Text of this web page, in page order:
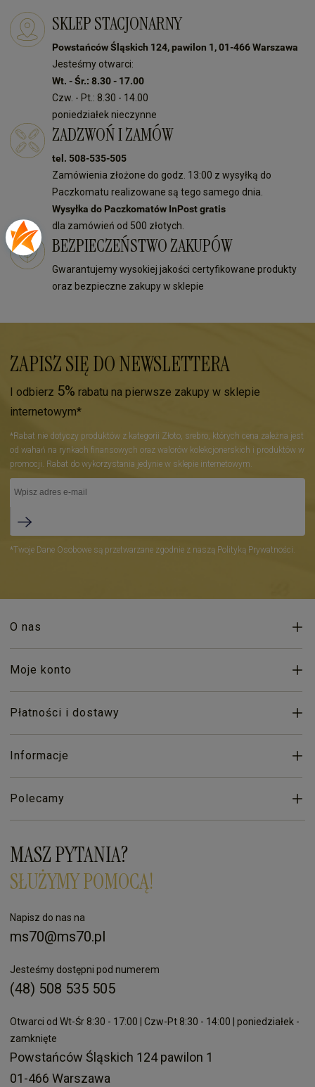
SKLEP STACJONARNY
Powstańców Śląskich 124, pawilon 1, 01-466 Warszawa
Jesteśmy otwarci:
Wt. - Śr.: 8.30 - 17.00
Czw. - Pt.: 8.30 - 14.00
poniedziałek nieczynne
ZADZWOŃ I ZAMÓW
tel. 508-535-505
Zamówienia złożone do godz. 13:00 z wysyłką do
Paczkomatu realizowane są tego samego dnia.
Wysyłka do Paczkomatów InPost gratis
dla zamówień od 500 złotych.
BEZPIECZEŃSTWO ZAKUPÓW
Gwarantujemy wysokiej jakości certyfikowane produkty
oraz bezpieczne zakupy w sklepie
ZAPISZ SIĘ DO NEWSLETTERA
I odbierz 5% rabatu na pierwsze zakupy w sklepie
internetowym*
*Rabat nie dotyczy produktów z kategorii Złoto, srebro, których cena zależna jest
od wahań na rynkach finansowych oraz walorów kolekcjonerskich i produktów w
promocji. Rabat do wykorzystania jedynie w sklepie internetowym.
*Twoje Dane Osobowe są przetwarzane zgodnie z naszą Polityką Prywatności.
O nas
Moje konto
Płatności i dostawy
Informacje
Polecamy
MASZ PYTANIA?
SŁUŻYMY POMOCĄ!
Napisz do nas na
ms70@ms70.pl
Jesteśmy dostępni pod numerem
(48) 508 535 505
Otwarci od Wt-Śr 8:30 - 17:00 | Czw-Pt 8:30 - 14:00 | poniedziałek -
zamknięte
Powstańców Śląskich 124 pawilon 1
01-466 Warszawa